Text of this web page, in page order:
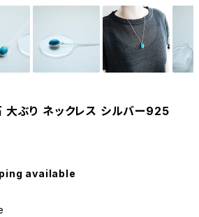
大ぶり ネックレス シルバー925
available